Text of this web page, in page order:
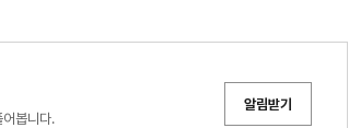
봅니다.
알림받기